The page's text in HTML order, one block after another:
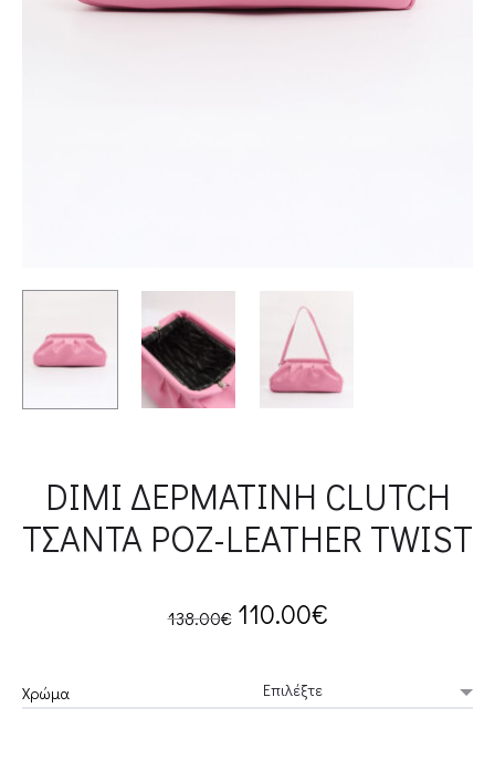
DIMI ΔΕΡΜΑΤΙΝΗ CLUTCH
ΤΣΑΝΤΑ ΡΟΖ-LEATHER TWIST
138.00€ Original
was:
110.00€Current
is:
Χρώμα